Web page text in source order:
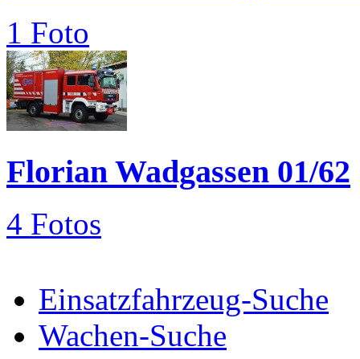
1 Foto
Florian Wadgassen 01/62
4 Fotos
Einsatzfahrzeug-Suche
Wachen-Suche